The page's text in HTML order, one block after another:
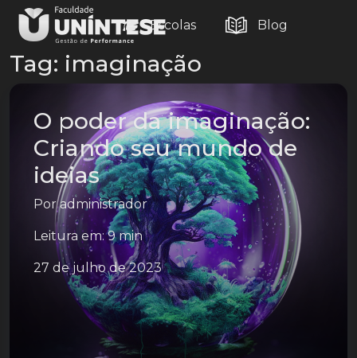
Escolas Blog
Tag: imaginação
O poder da imaginação:
Criando seu mundo de
ideias
Poradministrador
Leitura em: 9 min
27 de julho de 2023